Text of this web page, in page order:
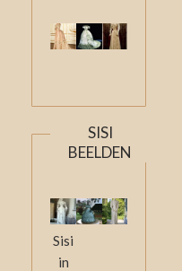
SISI
BEELDEN
Sisi
in